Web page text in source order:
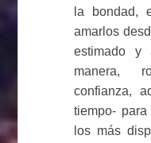
la bondad,
amarlos
estimado y
manera,
confianza,
tiempo-
los más